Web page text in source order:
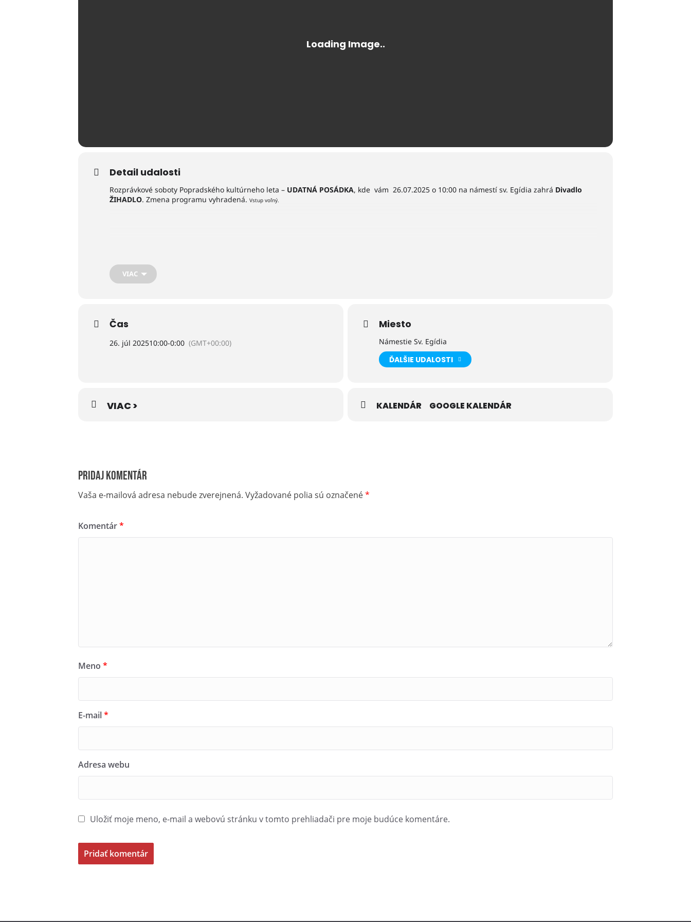
Detail udalosti
Rozprávkové soboty Popradského kultúrneho leta – UDATNÁ POSÁDKA, kde vám 26.07.2025 o 10:00 na námestí sv. Egídia zahrá Divadlo
ŽIHADLO. Zmena programu vyhradená. Vstup voľný.
„Realizované s finančnou podporou Ministerstva cestovného ruchu a športu Slovenskej republiky“
VIAC
Čas
26. júl 202510:00-0:00 (GMT+00:00)
Miesto
Námestie Sv. Egídia
ĎALŠIE UDALOSTI
VIAC > KALENDÁR GOOGLE KALENDÁR
Pridaj komentár
Vaša e-mailová adresa nebude zverejnená. Vyžadované polia sú označené*
Komentár*
Meno *
E-mail*
Adresa webu
Uložiť moje meno, e-mail a webovú stránku v tomto prehliadači pre moje budúce komentáre.